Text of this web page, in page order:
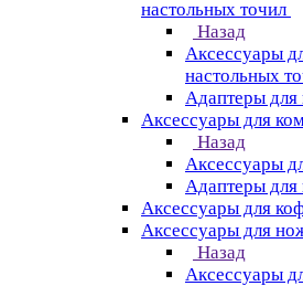
настольных точил
Назад
Аксессуары
настольных
Адаптеры для
Аксессуары для
Назад
Аксессуары
Адаптеры для
Аксессуары для
Аксессуары для
Назад
Аксессуары